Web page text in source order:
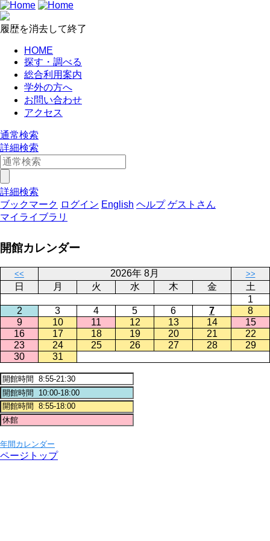
履歴を消去して終了
HOME
探す・調べる
総合利用案内
学外の方へ
お問い合わせ
アクセス
通常検索
詳細検索
詳細検索
ブックマーク ログイン English ヘルプ ゲストさん
マイライブラリ
開館カレンダー
<< 2026年 8月 >>
日 月 火 水 木 金
土
1
2
3 4 5 6 7
8
9
10 11 12 13 14
15
16
17 18 19 20 21
22
23
24 25 26 27 28
29
30
31
年間カレンダー
ページトップ